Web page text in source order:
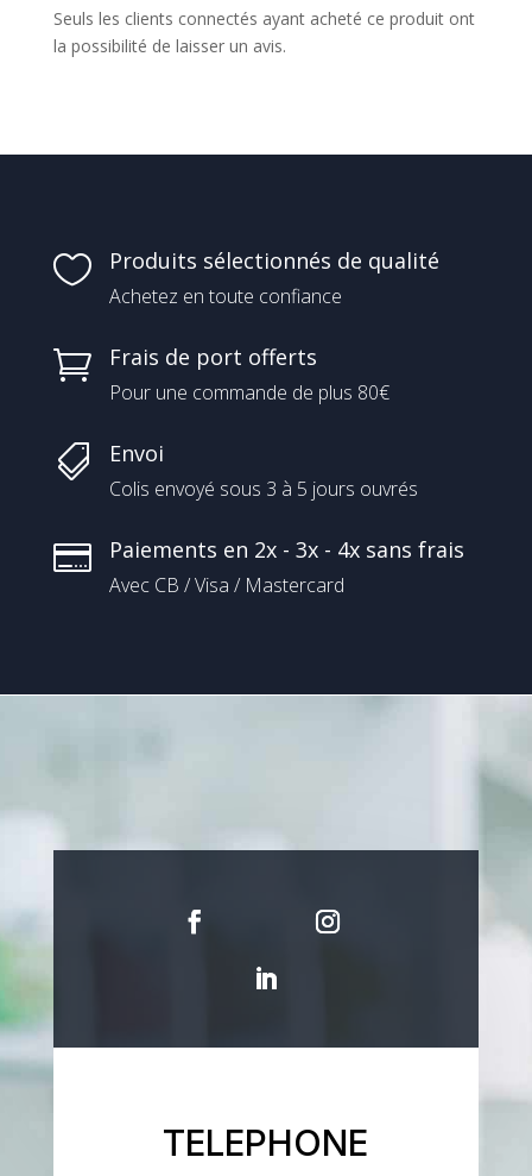
Seuls les clients connectés ayant acheté ce produit ont
la possibilité de laisser un avis.
 Produits sélectionnés de qualité
Achetez en toute confiance
 Frais de port offerts
Pour une commande de plus 80€
 Envoi
Colis envoyé sous 3 à 5 jours ouvrés
 Paiements en 2x - 3x - 4x sans frais
Avec CB / Visa / Mastercard
TELEPHONE